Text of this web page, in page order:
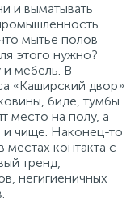
и выматывать
мытье полов
этого нужно?
и мебель. В
«Каширский двор»
биде, тумбы
место на полу, а
и чище. Наконец-то
местах контакта с
тренд,
негигиеничных